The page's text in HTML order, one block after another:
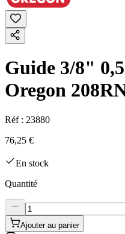
Guide 3/8"
Oregon
Réf : 23880
76,25 €
En stock
Quantité
Ajouter au panier